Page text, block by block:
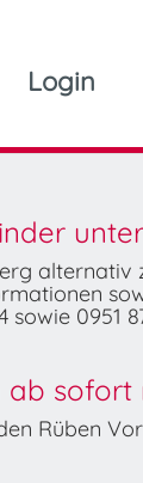
Login
0951
sofort
Rüben